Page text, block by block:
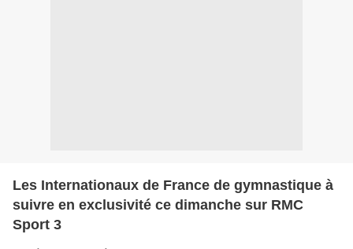
Les Internationaux de France de gymnastique à
suivre en exclusivité ce dimanche sur RMC
Sport 3